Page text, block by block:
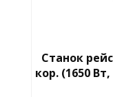
Станок
кор. (1650